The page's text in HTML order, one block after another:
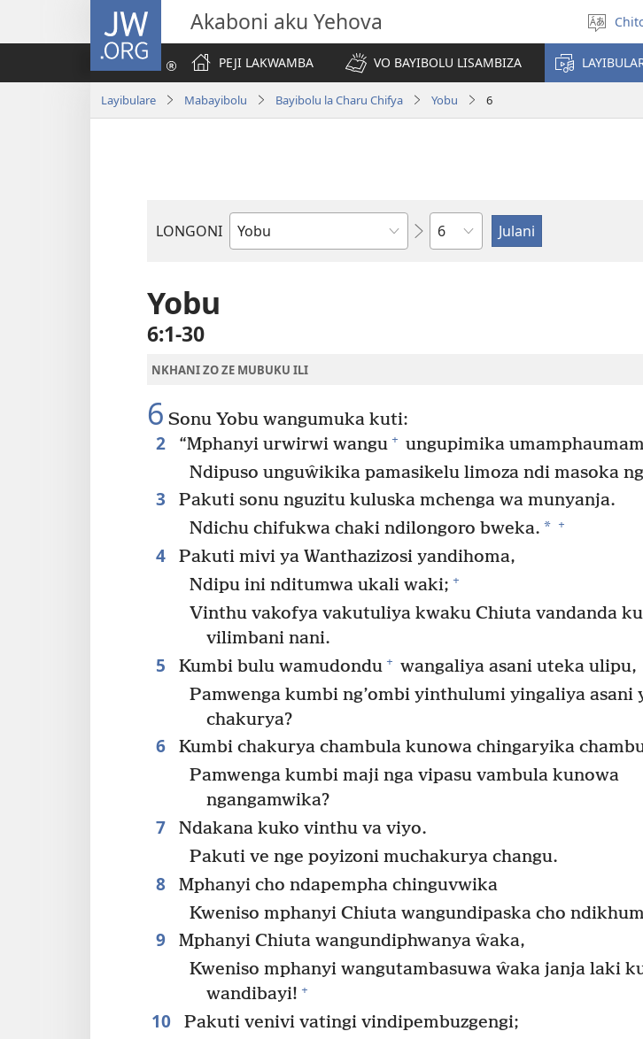
JW.ORG Akaboni aku Yehova
PEJI LAKWAMBA
VO BAYIBOLU LISAMBIZA
Layibulare Mabayibolu Bayibolu la Charu Chifya Yobu 6
LONGONI
Buku
Chaputala
Yobu
6:1-30
NKHANI ZO ZE MUBUKU ILI
6 Sonu Yobu wangumuka kuti:
2 “Mphanyi urwirwi wangu + ungupimika
Ndipuso unguŵikika pamasikelu limoza ndi masoka
3
Pakuti sonu nguzitu kuluska mchenga wa munyanja.
Ndichu chifukwa chaki ndilongoro bweka. * +
4
Pakuti mivi ya Wanthazizosi yandihoma,
Ndipu ini nditumwa ukali waki; +
Vinthu vakofya vakutuliya kwaku Chiuta vandanda
vilimbani nani.
5 Kumbi bulu wamudondu + wangaliya asani uteka ulipu,
Pamwenga kumbi ng’ombi yinthulumi yingaliya asani
chakurya?
6
Kumbi chakurya chambula kunowa chingaryika
Pamwenga kumbi maji nga vipasu vambula kunowa
ngangamwika?
7
Ndakana kuko vinthu va viyo.
Pakuti ve nge poyizoni muchakurya changu.
8
Mphanyi cho ndapempha chinguvwika
Kweniso mphanyi Chiuta wangundipaska cho
9
Mphanyi Chiuta wangundiphwanya ŵaka,
Kweniso mphanyi wangutambasuwa ŵaka janja laki
wandibayi! +
10
Pakuti venivi vatingi vindipembuzgengi;